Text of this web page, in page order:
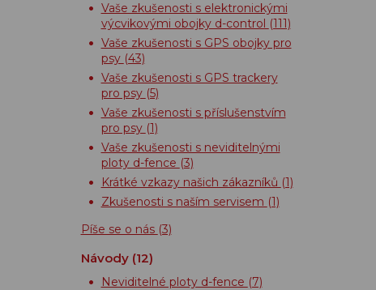
Vaše zkušenosti s elektronickými
výcvikovými obojky d-control (111)
Vaše zkušenosti s GPS obojky pro
psy (43)
Vaše zkušenosti s GPS trackery
pro psy (5)
Vaše zkušenosti s příslušenstvím
pro psy (1)
Vaše zkušenosti s neviditelnými
ploty d-fence (3)
Krátké vzkazy našich zákazníků (1)
Zkušenosti s naším servisem (1)
Píše se o nás (3)
Návody (12)
Neviditelné ploty d-fence (7)